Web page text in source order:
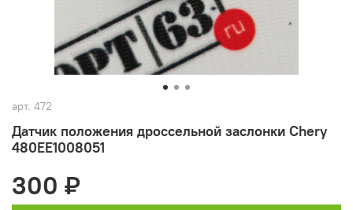
арт. 472
Датчик положения дроссельной заслонки Chery
480EE1008051
300 ₽